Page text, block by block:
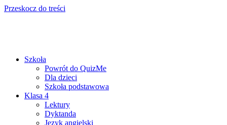
Przeskocz do treści
Szkoła
Powrót do QuizMe
Dla dzieci
Szkoła podstawowa
Klasa 4
Lektury
Dyktanda
Język angielski